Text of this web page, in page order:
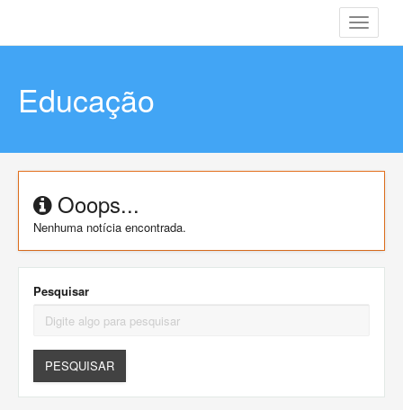
Toggle
Educação
Ooops...
Nenhuma notícia encontrada.
Pesquisar
PESQUISAR